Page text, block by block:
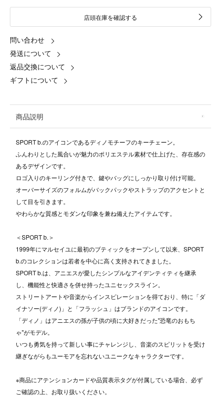
店頭在庫を確認する
問い合わせ
発送について
返品交換について
ギフトについて
商品説明
SPORT b.のアイコンであるディノモチーフのキーチェーン。
ふんわりとした風合いが魅力のポリエステル素材で仕上げた、存在感の
あるデザインです。
ロゴ入りのキーリング付きで、鍵やバッグにしっかり取り付け可能。
オーバーサイズのフォルムがバックパックやストラップのアクセントと
して目を引きます。
やわらかな質感とモダンな印象を兼ね備えたアイテムです。
＜SPORT b.＞
1999年にマルセイユに最初のブティックをオープンして以来、SPORT
b.のコレクションは若者を中心に高く支持されてきました。
SPORT b.は、アニエスが愛したシンプルなアイデンティティを継承
し、機能性と快適さを併せ持ったユニセックスライン。
ストリートアートや音楽からインスピレーションを得ており、特に「ダ
イナソー(ディノ)」と「フラッシュ」はブランドのアイコンです。
「ディノ」はアニエスの孫が子供の頃に大好きだった"恐竜のおもち
ゃ"がモデル。
いつも勇気を持って新しい事にチャレンジし、音楽のスピリットを受け
継ぎながらもユーモアを忘れないユニークなキャラクターです。
※商品にアテンションカードや品質表示タグが付属している場合、必ず
ご確認の上、お取り扱いください。